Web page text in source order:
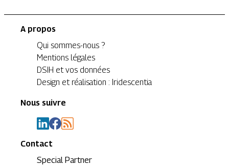
A propos
Qui sommes-nous ?
Mentions légales
DSIH et vos données
Design et réalisation : Iridescentia
Nous suivre
Contact
Special Partner